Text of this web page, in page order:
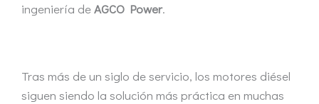
ingeniería deAGCO Power.
Tras más de un siglo de servicio, los motores diésel
siguen siendo la solución más práctica en muchas